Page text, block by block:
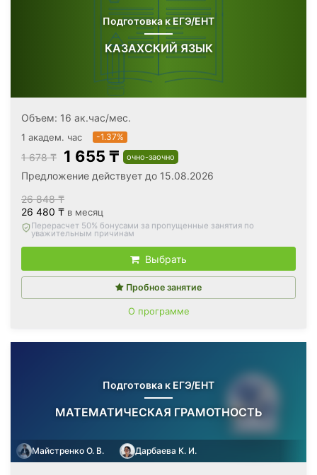
Подготовка к ЕГЭ/ЕНТ
КАЗАХСКИЙ ЯЗЫК
Объем: 16 ак.час/мес.
1 академ. час -1.37%
1 678 ₸ 1 655 ₸ очно-заочно
Предложение действует до 15.08.2026
26 848 ₸
26 480 ₸ в месяц
Вернём все оплаченные деньги, если откажетесь после
первого занятия
Выбрать
Пробное занятие
О программе
Подготовка к ЕГЭ/ЕНТ
МАТЕМАТИЧЕСКАЯ ГРАМОТНОСТЬ
Майстренко О. В. Дарбаева К. И.